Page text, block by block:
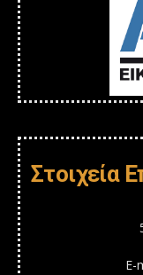
Στοιχεία
E-